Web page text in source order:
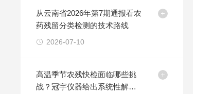
从云南省2026年第7期通报看农
药残留分类检测的技术路线
2026-07-10
高温季节农残快检面临哪些挑
战？冠宇仪器给出系统性解决